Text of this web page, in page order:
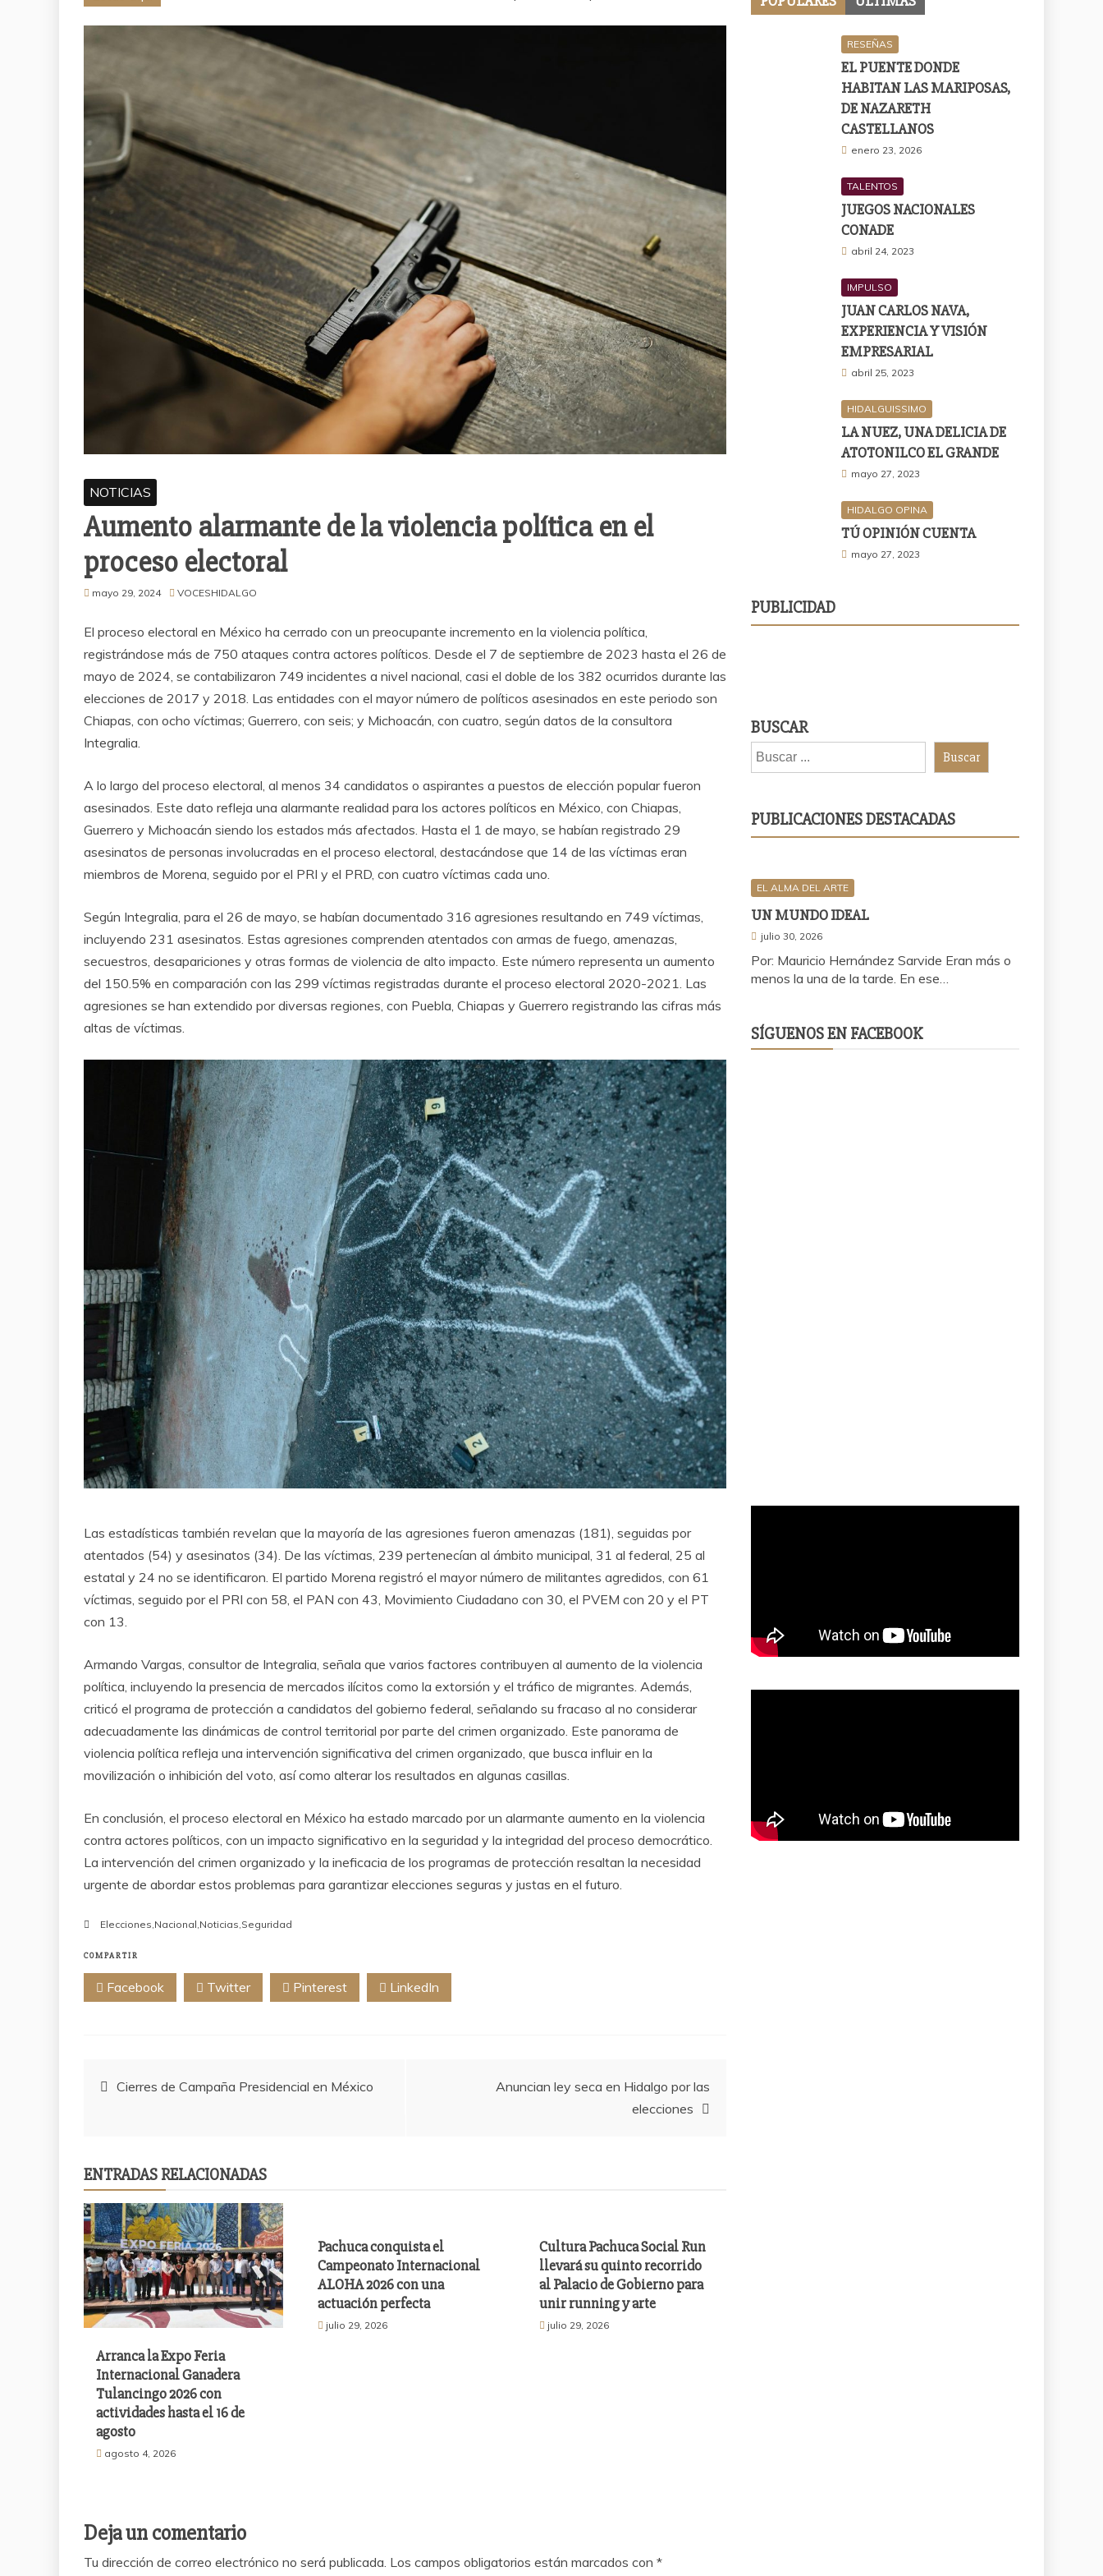
NOTICIAS
Aumento alarmante de la violencia política en el
proceso electoral
mayo 29, 2024 VOCESHIDALGO
El proceso electoral en México ha cerrado con un preocupante incremento en la violencia política,
registrándose más de 750 ataques contra actores políticos. Desde el 7 de septiembre de 2023 hasta el 26 de
mayo de 2024, se contabilizaron 749 incidentes a nivel nacional, casi el doble de los 382 ocurridos durante las
elecciones de 2017 y 2018. Las entidades con el mayor número de políticos asesinados en este periodo son
Chiapas, con ocho víctimas; Guerrero, con seis; y Michoacán, con cuatro, según datos de la consultora
Integralia.
A lo largo del proceso electoral, al menos 34 candidatos o aspirantes a puestos de elección popular fueron
asesinados. Este dato refleja una alarmante realidad para los actores políticos en México, con Chiapas,
Guerrero y Michoacán siendo los estados más afectados. Hasta el 1 de mayo, se habían registrado 29
asesinatos de personas involucradas en el proceso electoral, destacándose que 14 de las víctimas eran
miembros de Morena, seguido por el PRI y el PRD, con cuatro víctimas cada uno.
Según Integralia, para el 26 de mayo, se habían documentado 316 agresiones resultando en 749 víctimas,
incluyendo 231 asesinatos. Estas agresiones comprenden atentados con armas de fuego, amenazas,
secuestros, desapariciones y otras formas de violencia de alto impacto. Este número representa un aumento
del 150.5% en comparación con las 299 víctimas registradas durante el proceso electoral 2020-2021. Las
agresiones se han extendido por diversas regiones, con Puebla, Chiapas y Guerrero registrando las cifras más
altas de víctimas.
Las estadísticas también revelan que la mayoría de las agresiones fueron amenazas (181), seguidas por
atentados (54) y asesinatos (34). De las víctimas, 239 pertenecían al ámbito municipal, 31 al federal, 25 al
estatal y 24 no se identificaron. El partido Morena registró el mayor número de militantes agredidos, con 61
víctimas, seguido por el PRI con 58, el PAN con 43, Movimiento Ciudadano con 30, el PVEM con 20 y el PT
con 13.
Armando Vargas, consultor de Integralia, señala que varios factores contribuyen al aumento de la violencia
política, incluyendo la presencia de mercados ilícitos como la extorsión y el tráfico de migrantes. Además,
criticó el programa de protección a candidatos del gobierno federal, señalando su fracaso al no considerar
adecuadamente las dinámicas de control territorial por parte del crimen organizado. Este panorama de
violencia política refleja una intervención significativa del crimen organizado, que busca influir en la
movilización o inhibición del voto, así como alterar los resultados en algunas casillas.
En conclusión, el proceso electoral en México ha estado marcado por un alarmante aumento en la violencia
contra actores políticos, con un impacto significativo en la seguridad y la integridad del proceso democrático.
La intervención del crimen organizado y la ineficacia de los programas de protección resaltan la necesidad
urgente de abordar estos problemas para garantizar elecciones seguras y justas en el futuro.
Elecciones Nacional Noticias Seguridad
COMPARTIR
Facebook Twitter Pinterest LinkedIn
Navegación
entradas
Cierres de Campaña Presidencial en México
Anuncian ley seca en Hidalgo por las
elecciones
ENTRADAS RELACIONADAS
Arranca la Expo Feria
Internacional Ganadera
Tulancingo 2026 con
actividades hasta el 16 de
agosto
agosto 4, 2026
Pachuca conquista el
Campeonato Internacional
ALOHA 2026 con una
actuación perfecta
julio 29, 2026
Cultura Pachuca Social Run
llevará su quinto recorrido
al Palacio de Gobierno para
unir running y arte
julio 29, 2026
Deja un comentario
Tu dirección de correo electrónico no será publicada. Los campos obligatorios están marcados con *
RESEÑAS
EL PUENTE DONDE
HABITAN LAS MARIPOSAS,
DE NAZARETH
CASTELLANOS
enero 23, 2026
TALENTOS
JUEGOS NACIONALES
CONADE
abril 24, 2023
IMPULSO
JUAN CARLOS NAVA,
EXPERIENCIA Y VISIÓN
EMPRESARIAL
abril 25, 2023
HIDALGUISSIMO
LA NUEZ, UNA DELICIA DE
ATOTONILCO EL GRANDE
mayo 27, 2023
HIDALGO OPINA
TÚ OPINIÓN CUENTA
mayo 27, 2023
PUBLICIDAD
BUSCAR
Buscar
PUBLICACIONES DESTACADAS
EL ALMA DEL ARTE
UN MUNDO IDEAL
julio 30, 2026
Por: Mauricio Hernández Sarvide Eran más o
menos la una de la tarde. En ese…
SÍGUENOS EN FACEBOOK